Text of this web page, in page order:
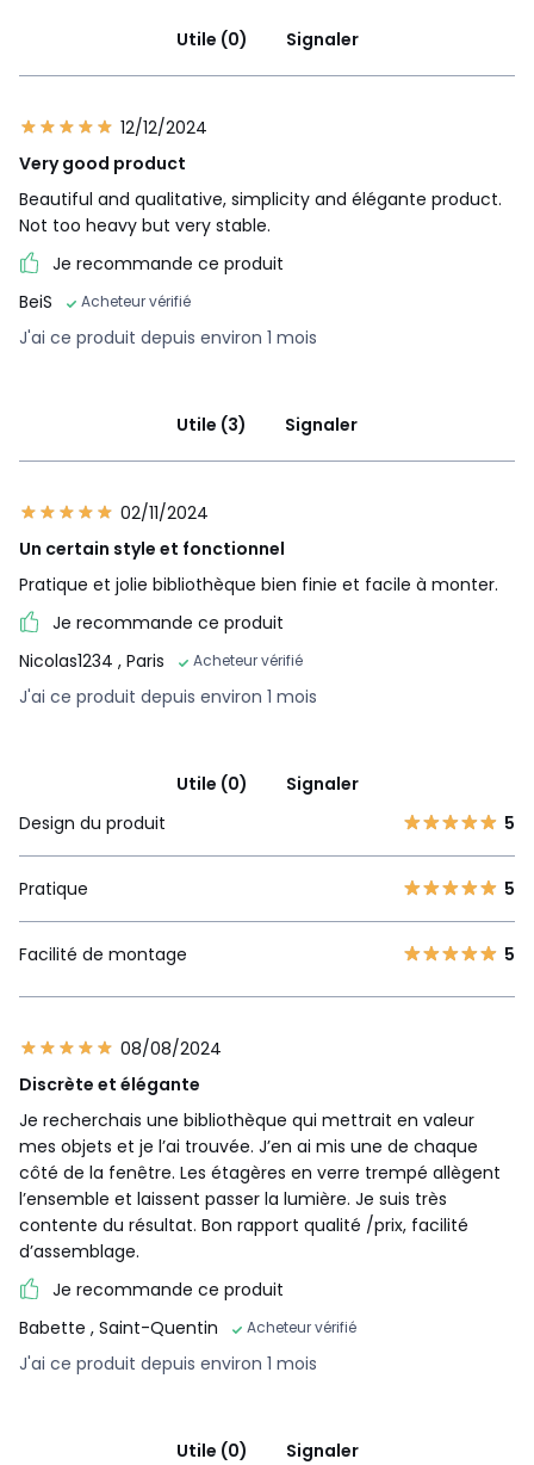
Utile (0) Signaler
12/12/2024
Very good product
Beautiful and qualitative, simplicity and élégante product.
Not too heavy but very stable.
Je recommande ce produit
BeiS
Acheteur vérifié
J'ai ce produit depuis environ 1 mois
Utile (3) Signaler
02/11/2024
Un certain style et fonctionnel
Pratique et jolie bibliothèque bien finie et facile à monter.
Je recommande ce produit
Nicolas1234 , Paris Acheteur vérifié
J'ai ce produit depuis environ 1 mois
Utile (0)
Signaler
Design du produit
5
Pratique 5
Facilité de montage 5
08/08/2024
Discrète et élégante
Je recherchais une bibliothèque qui mettrait en valeur
mes objets et je l’ai trouvée. J’en ai mis une de chaque
côté de la fenêtre. Les étagères en verre trempé allègent
l’ensemble et laissent passer la lumière. Je suis très
contente du résultat. Bon rapport qualité /prix, facilité
d’assemblage.
Je recommande ce produit
Babette , Saint-Quentin Acheteur vérifié
J'ai ce produit depuis environ 1 mois
Utile (0)
Signaler